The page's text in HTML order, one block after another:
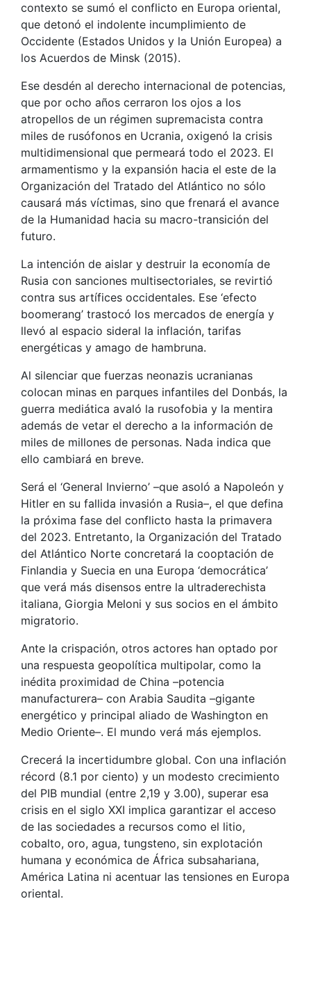
contexto se sumó el conflicto en Europa oriental,
que detonó el indolente incumplimiento de
Occidente (Estados Unidos y la Unión Europea) a
los Acuerdos de Minsk (2015).
Ese desdén al derecho internacional de potencias,
que por ocho años cerraron los ojos a los
atropellos de un régimen supremacista contra
miles de rusófonos en Ucrania, oxigenó la crisis
multidimensional que permeará todo el 2023. El
armamentismo y la expansión hacia el este de la
Organización del Tratado del Atlántico no sólo
causará más víctimas, sino que frenará el avance
de la Humanidad hacia su macro-transición del
futuro.
La intención de aislar y destruir la economía de
Rusia con sanciones multisectoriales, se revirtió
contra sus artífices occidentales. Ese ‘efecto
boomerang’ trastocó los mercados de energía y
llevó al espacio sideral la inflación, tarifas
energéticas y amago de hambruna.
Al silenciar que fuerzas neonazis ucranianas
colocan minas en parques infantiles del Donbás, la
guerra mediática avaló la rusofobia y la mentira
además de vetar el derecho a la información de
miles de millones de personas. Nada indica que
ello cambiará en breve.
Será el ‘General Invierno’ –que asoló a Napoleón y
Hitler en su fallida invasión a Rusia–, el que defina
la próxima fase del conflicto hasta la primavera
del 2023. Entretanto, la Organización del Tratado
del Atlántico Norte concretará la cooptación de
Finlandia y Suecia en una Europa ‘democrática’
que verá más disensos entre la ultraderechista
italiana, Giorgia Meloni y sus socios en el ámbito
migratorio.
Ante la crispación, otros actores han optado por
una respuesta geopolítica multipolar, como la
inédita proximidad de China –potencia
manufacturera– con Arabia Saudita –gigante
energético y principal aliado de Washington en
Medio Oriente–. El mundo verá más ejemplos.
Crecerá la incertidumbre global. Con una inflación
récord (8.1 por ciento) y un modesto crecimiento
del PIB mundial (entre 2,19 y 3.00), superar esa
crisis en el siglo XXI implica garantizar el acceso
de las sociedades a recursos como el litio,
cobalto, oro, agua, tungsteno, sin explotación
humana y económica de África subsahariana,
América Latina ni acentuar las tensiones en Europa
oriental.